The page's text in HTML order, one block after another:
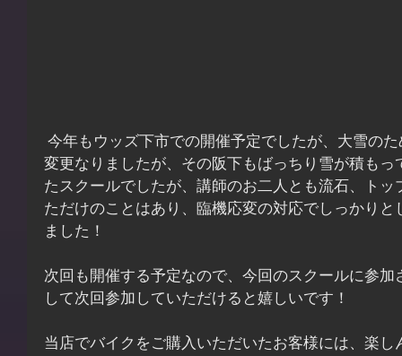
変更なりましたが、その阪下もばっちり雪が積も
たスクールでしたが、講師のお二人とも流石、ト
ただけのことはあり、臨機応変の対応でしっかり
ました！
次回も開催する予定なので、今回のスクールに参
して次回参加していただけると嬉しいです！
当店でバイクをご購入いただいたお客様には、楽